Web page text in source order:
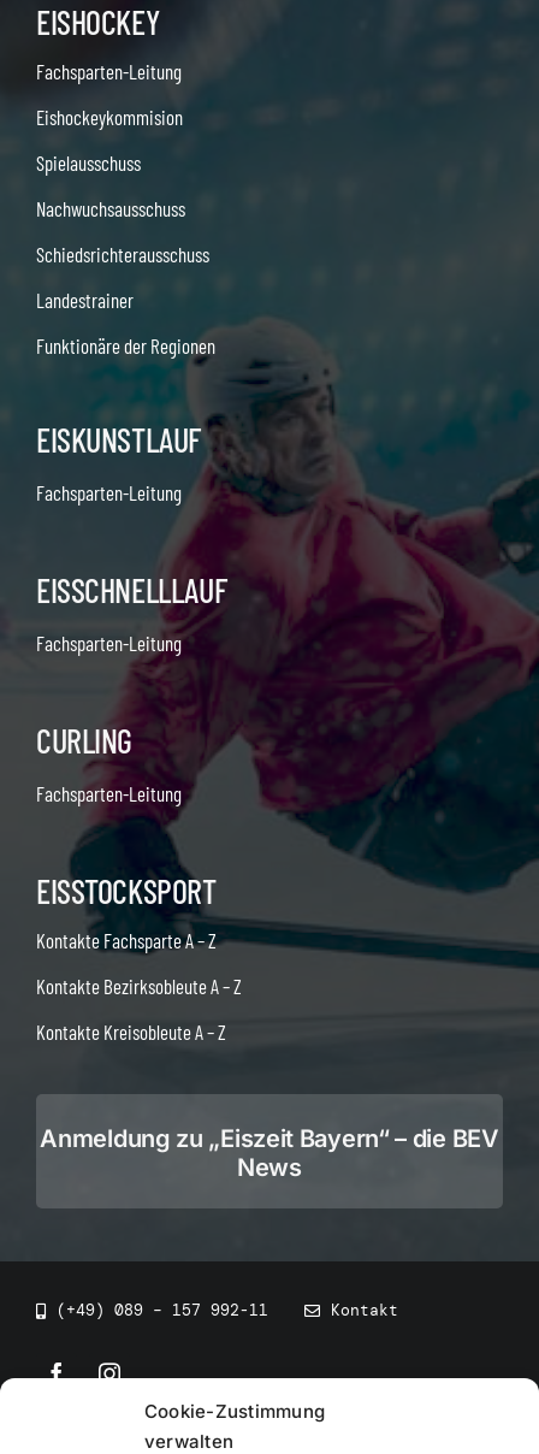
Cookie-Zustimmung
verwalten
EISHOCKEY
Fachsparten-Leitung
Eishockeykommision
Spielausschuss
Nachwuchsausschuss
Schiedsrichterausschuss
Landestrainer
Funktionäre der Regionen
EISKUNSTLAUF
Fachsparten-Leitung
EISSCHNELLLAUF
Fachsparten-Leitung
CURLING
Fachsparten-Leitung
EISSTOCKSPORT
Kontakte Fachsparte A – Z
Kontakte Bezirksobleute A – Z
Kontakte Kreisobleute A – Z
Anmeldung zu „Eiszeit Bayern“ – die BEV
News
(+49) 089 – 157 992-11 Kontakt
• BEV Bayerischer Eissportverband